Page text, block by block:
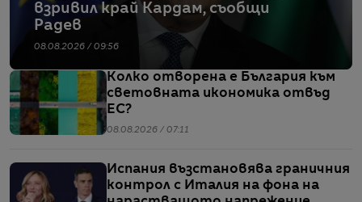
взривил край Кардам, съобщи
Радев
08.08.2026 / 09:56
Колко отворена е България към
световната икономика отвъд
ЕС?
08.08.2026 / 07:11
Испания възстановява граничния
контрол с Италия на фона на